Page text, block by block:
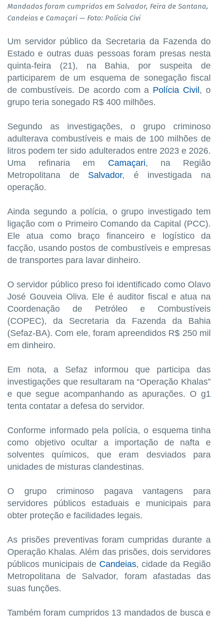
Mandados foram cumpridos em Salvador, Feira de Santana,
Candeias e Camaçari — Foto: Polícia Civi
Um servidor público da Secretaria da Fazenda do
Estado e outras duas pessoas foram presas nesta
quinta-feira (21), na Bahia, por suspeita de
participarem de um esquema de sonegação fiscal
de combustíveis. De acordo com a Polícia Civil, o
grupo teria sonegado R$ 400 milhões.
Segundo as investigações, o grupo criminoso
adulterava combustíveis e mais de 100 milhões de
litros podem ter sido adulterados entre 2023 e 2026.
Uma refinaria em Camaçari, na Região
Metropolitana de Salvador, é investigada na
operação.
Ainda segundo a polícia, o grupo investigado tem
ligação com o Primeiro Comando da Capital (PCC).
Ele atua como braço financeiro e logístico da
facção, usando postos de combustíveis e empresas
de transportes para lavar dinheiro.
O servidor público preso foi identificado como Olavo
José Gouveia Oliva. Ele é auditor fiscal e atua na
Coordenação de Petróleo e Combustíveis
(COPEC), da Secretaria da Fazenda da Bahia
(Sefaz-BA). Com ele, foram apreendidos R$ 250 mil
em dinheiro.
Em nota, a Sefaz informou que participa das
investigações que resultaram na “Operação Khalas”
e que segue acompanhando as apurações. O g1
tenta contatar a defesa do servidor.
Conforme informado pela polícia, o esquema tinha
como objetivo ocultar a importação de nafta e
solventes químicos, que eram desviados para
unidades de misturas clandestinas.
O grupo criminoso pagava vantagens para
servidores públicos estaduais e municipais para
obter proteção e facilidades legais.
As prisões preventivas foram cumpridas durante a
Operação Khalas. Além das prisões, dois servidores
públicos municipais de Candeias, cidade da Região
Metropolitana de Salvador, foram afastadas das
suas funções.
Também foram cumpridos 13 mandados de busca e